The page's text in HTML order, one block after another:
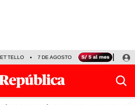
TELLO 7 DE AGOSTO TINKA RESULTADOS